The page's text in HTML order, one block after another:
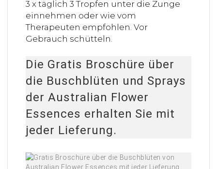
3 x täglich 3 Tropfen unter die Zunge
einnehmen oder wie vom
Therapeuten empfohlen. Vor
Gebrauch schütteln.
Die Gratis Broschüre über
die Buschblüten und Sprays
der Australian Flower
Essences erhalten Sie mit
jeder Lieferung.